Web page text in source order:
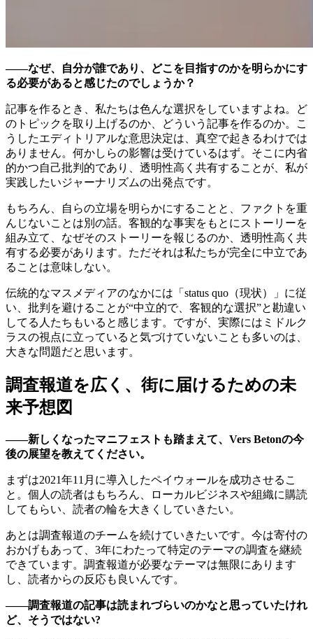
——なぜ、自分が誰であり、どこを目指すのかを明らかにす
る必要があると感じたのでしょうか？
記事を作るとき、私たちは色んな選択をしていますよね。ど
のトピックを取り上げるのか、どういう記事を作るのか。こ
うしたエディトリアルな意思決定は、真空で起きるわけでは
ありません。何かしらの影響は受けているはず。そこに内省
的かつ自己批判的であり、透明性高く共有することが、私が
実践したいジャーナリズムの出発点です。
もちろん、自らの立場を明らかにすることと、ファクトを重
んじないことは別の話。客観的な事実をもとにストーリーを
組み立て、なぜそのストーリーを報じるのか、透明性高く共
有する必要があります。ただそれは私たちが完全に中立であ
ることは意味しない。
伝統的なマスメディアのなかには「status quo（現状）」に従
い、批判を避けることが“中立的で、客観的な選択”と勘違い
してる人たちもいると感じます。ですが、実際にはミドルク
ラスの視点に立っていると気づけていないことも多いのは、
大きな問題だと思います。
調査報道を広く、街に届けるための未
来予想図
——新しくなったマニフェストも踏まえて、Vers Betonの今
後の展望を教えてください。
まずは2021年11月に導入したペイウォールを成功させるこ
と。個人の読者はもちろん、ローカルビジネスや組織に購読
してもらい、読者の輪を大きくしていきたい。
あとは調査報道のチームを続けていきたいです。今は寄付の
おかげもあって、3年にわたって特定のテーマの調査を継続
できています。調査報道が必要なテーマは無限にあります
し、読者からの反応も良いんです。
——調査報道の記事は読まれづらいのかなと思っていたけれ
ど、そうではない?